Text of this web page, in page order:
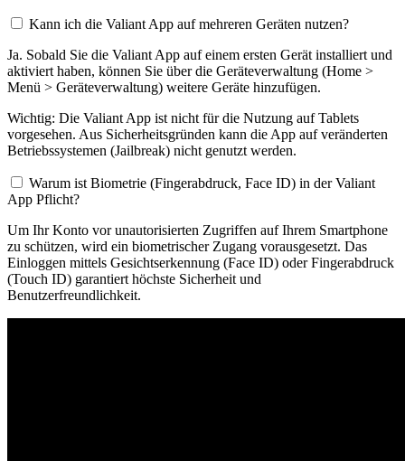
Kann ich die Valiant App auf mehreren Geräten nutzen?
Ja. Sobald Sie die Valiant App auf einem ersten Gerät installiert und
aktiviert haben, können Sie über die Geräteverwaltung (Home >
Menü > Geräteverwaltung) weitere Geräte hinzufügen.
Wichtig: Die Valiant App ist nicht für die Nutzung auf Tablets
vorgesehen. Aus Sicherheitsgründen kann die App auf veränderten
Betriebssystemen (Jailbreak) nicht genutzt werden.
Warum ist Biometrie (Fingerabdruck, Face ID) in der Valiant
App Pflicht?
Um Ihr Konto vor unautorisierten Zugriffen auf Ihrem Smartphone
zu schützen, wird ein biometrischer Zugang vorausgesetzt. Das
Einloggen mittels Gesichtserkennung (Face ID) oder Fingerabdruck
(Touch ID) garantiert höchste Sicherheit und
Benutzerfreundlichkeit.